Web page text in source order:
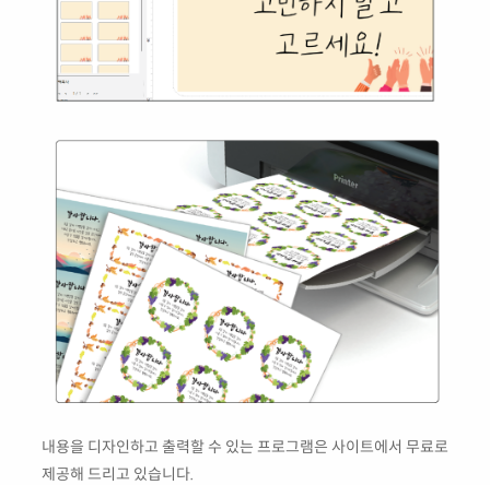
내용을 디자인하고 출력할 수 있는 프로그램은 사이트에서 무료로
제공해 드리고 있습니다.